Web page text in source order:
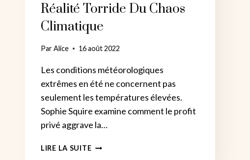
Réalité Torride Du Chaos
Climatique
ParAlice 16 août 2022
Les conditions météorologiques
extrêmes en été ne concernent pas
seulement les températures élevées.
Sophie Squire examine comment le profit
privé aggrave la…
LIRE LA SUITELES